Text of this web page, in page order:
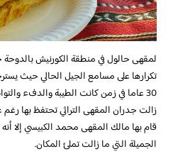
لمقهى حالول في منطقة الكورنيش بالدوحة
تكرارها على مسامع الجيل الحالي حيث
30 عاما في زمن كانت الطيبة والدفء
زالت جدران المقهى التراثي تحتفظ بها رغم
قام بها مالك المقهى محمد الكبيسي إلا
الجميلة التي ما زالت تملئ المكان.